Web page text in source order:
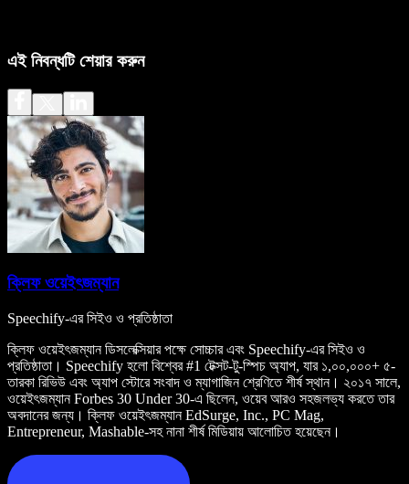
এই নিবন্ধটি শেয়ার করুন
ক্লিফ ওয়েইৎজম্যান
Speechify-এর সিইও ও প্রতিষ্ঠাতা
ক্লিফ ওয়েইৎজম্যান ডিসলেক্সিয়ার পক্ষে সোচ্চার এবং Speechify-এর সিইও ও
প্রতিষ্ঠাতা। Speechify হলো বিশ্বের #1 টেক্সট-টু-স্পিচ অ্যাপ, যার ১,০০,০০০+ ৫-
তারকা রিভিউ এবং অ্যাপ স্টোরে সংবাদ ও ম্যাগাজিন শ্রেণিতে শীর্ষ স্থান। ২০১৭ সালে,
ওয়েইৎজম্যান Forbes 30 Under 30-এ ছিলেন, ওয়েব আরও সহজলভ্য করতে তার
অবদানের জন্য। ক্লিফ ওয়েইৎজম্যান EdSurge, Inc., PC Mag,
Entrepreneur, Mashable-সহ নানা শীর্ষ মিডিয়ায় আলোচিত হয়েছেন।